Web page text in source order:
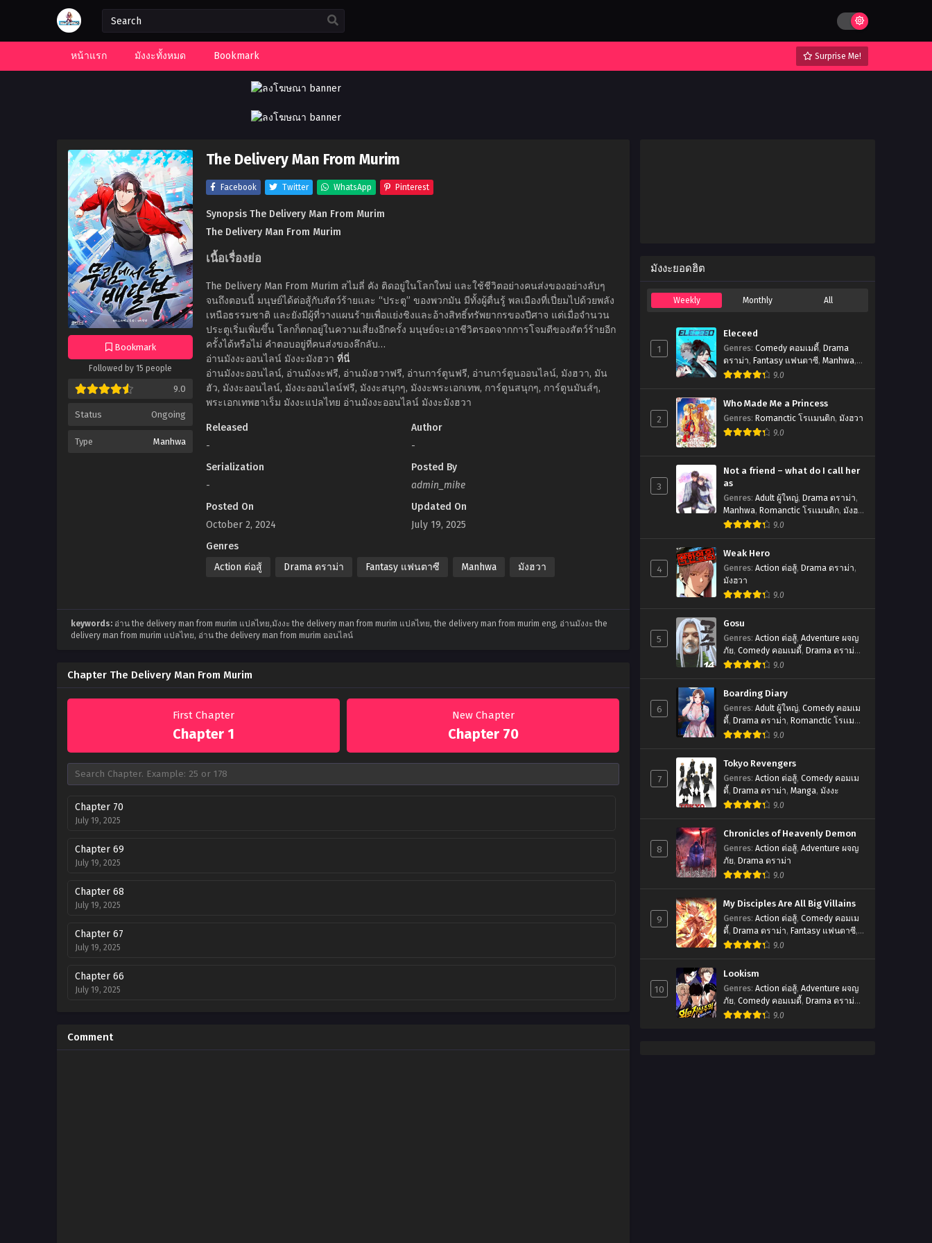
หน้าแรก มังงะทั้งหมด Bookmark Surprise Me!
Bookmark
Followed by 15 people
9.0
Status Ongoing
Type Manhwa
The Delivery Man From Murim
Facebook Twitter WhatsApp Pinterest
Synopsis The Delivery Man From Murim
The Delivery Man From Murim
เนื้อเรื่องย่อ
The Delivery Man From Murim สไมลี่ คัง ติดอยู่ในโลกใหม่ และใช้ชีวิตอย่างคนส่งของอย่างลับๆ
จนถึงตอนนี้ มนุษย์ได้ต่อสู้กับสัตว์ร้ายและ “ประตู” ของพวกมัน มีทั้งผู้ตื่นรู้ พลเมืองที่เปี่ยมไปด้วยพลัง
เหนือธรรมชาติ และยังมีผู้ที่วางแผนร้ายเพื่อแย่งชิงและอ้างสิทธิ์ทรัพยากรของปีศาจ แต่เมื่อจำนวน
ประตูเริ่มเพิ่มขึ้น โลกก็ตกอยู่ในความเสี่ยงอีกครั้ง มนุษย์จะเอาชีวิตรอดจากการโจมตีของสัตว์ร้ายอีก
ครั้งได้หรือไม่ คำตอบอยู่ที่คนส่งของลึกลับ…
อ่านมังงะออนไลน์ มังงะมังฮวา ที่นี่
อ่านมังงะออนไลน์, อ่านมังงะฟรี, อ่านมังฮวาฟรี, อ่านการ์ตูนฟรี, อ่านการ์ตูนออนไลน์, มังฮวา, มัน
ฮัว, มังงะออนไลน์, มังงะออนไลน์ฟรี, มังงะสนุกๆ, มังงะพระเอกเทพ, การ์ตูนสนุกๆ, การ์ตูนมันส์ๆ,
พระเอกเทพฮาเร็ม มังงะแปลไทย อ่านมังงะออนไลน์ มังงะมังฮวา
Released
-
Author
-
Serialization
-
Posted By
admin_mike
Posted On
October 2, 2024
Updated On
July 19, 2025
Genres
Action ต่อสู้
Drama ดราม่า Fantasy แฟนตาซี Manhwa มังฮวา
keywords: อ่าน the delivery man from murim แปลไทย,มังงะ the delivery man from murim แปลไทย, the delivery man from murim eng, อ่านมังงะ the
delivery man from murim แปลไทย, อ่าน the delivery man from murim ออนไลน์
Chapter The Delivery Man From Murim
First Chapter
Chapter 1
New Chapter
Chapter 70
Chapter 70
July 19, 2025
Chapter 69
July 19, 2025
Chapter 68
July 19, 2025
Chapter 67
July 19, 2025
Chapter 66
July 19, 2025
July 19, 2025
Comment
มังงะยอดฮิต
Weekly Monthly All
1
Eleceed
Genres: Comedy คอมเมดี้, Drama
ดราม่า, Fantasy แฟนตาซี, Manhwa,
Romanctic โรเเมนติก
9.0
2
Who Made Me a Princess
Genres: Romanctic โรเเมนติก, มังฮวา
9.0
3
Not a friend – what do I call her
as
Genres: Adult ผู้ใหญ่, Drama ดราม่า,
Manhwa, Romanctic โรเเมนติก, มังฮ
วา
9.0
4
Weak Hero
Genres: Action ต่อสู้, Drama ดราม่า,
มังฮวา
9.0
5
Gosu
Genres: Action ต่อสู้, Adventure ผจญ
ภัย, Comedy คอมเมดี้, Drama ดราม่า,
มังฮวา
9.0
6
Boarding Diary
Genres: Adult ผู้ใหญ่, Comedy คอมเม
ดี้, Drama ดราม่า, Romanctic โรเเมน
ติก
9.0
7
Tokyo Revengers
Genres: Action ต่อสู้, Comedy คอมเม
ดี้, Drama ดราม่า, Manga, มังงะ
9.0
8
Chronicles of Heavenly Demon
Genres: Action ต่อสู้, Adventure ผจญ
ภัย, Drama ดราม่า
9.0
9
My Disciples Are All Big Villains
Genres: Action ต่อสู้, Comedy คอมเม
ดี้, Drama ดราม่า, Fantasy แฟนตาซี,
Manhua,มังฮัว9.0
10
Lookism
Genres: Action ต่อสู้, Adventure ผจญ
ภัย, Comedy คอมเมดี้, Drama ดราม่า,
Manhwa,Romanctic โรเเมนติก
9.0